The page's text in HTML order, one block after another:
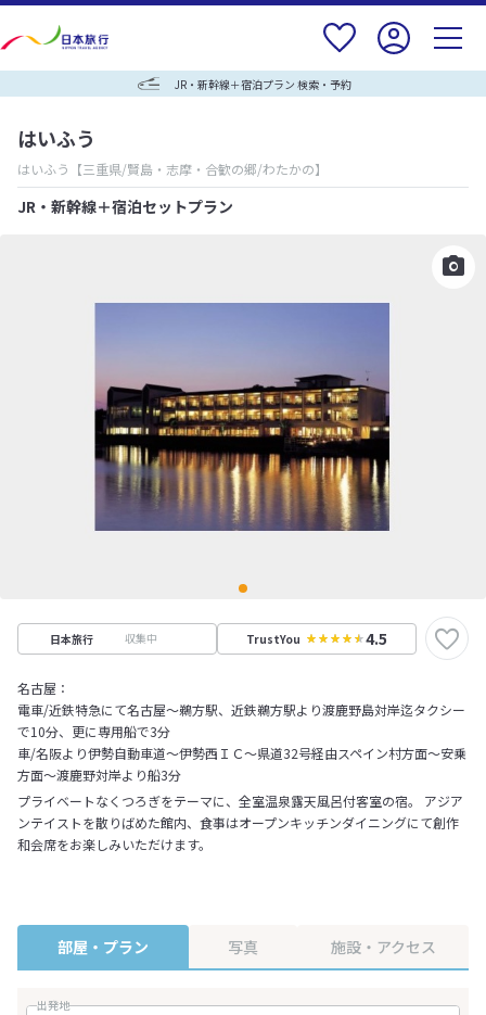
JR・新幹線＋宿泊プラン 検索・予約
はいふう
はいふう 【三重県/賢島・志摩・合歓の郷/わたかの】
JR・新幹線＋宿泊セットプラン
日本旅行 収集中 TrustYou 4.5
名古屋：
電車/近鉄特急にて名古屋～鵜方駅、近鉄鵜方駅より渡鹿野島対岸迄タクシー
で10分、更に専用船で3分
車/名阪より伊勢自動車道～伊勢西ＩＣ～県道32号経由スペイン村方面～安乗
方面～渡鹿野対岸より船3分
プライベートなくつろぎをテーマに、全室温泉露天風呂付客室の宿。 アジア
ンテイストを散りばめた館内、食事はオープンキッチンダイニングにて創作
和会席をお楽しみいただけます。
部屋・プラン 写真 施設・アクセス
出発地